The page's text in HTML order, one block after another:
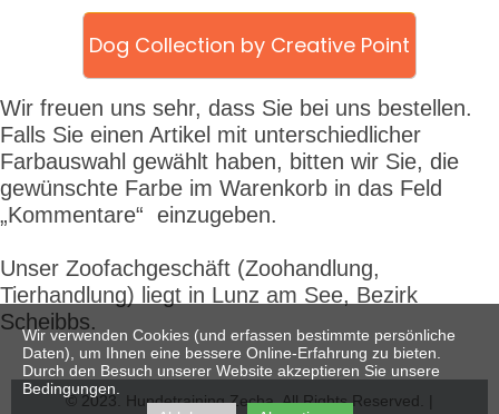
Dog Collection by Creative Point
Wir freuen uns sehr, dass Sie bei uns bestellen.
Falls Sie einen Artikel mit unterschiedlicher
Farbauswahl gewählt haben, bitten wir Sie, die
gewünschte Farbe im Warenkorb in das Feld
„Kommentare“ einzugeben.
Unser Zoofachgeschäft (Zoohandlung,
Tierhandlung) liegt in Lunz am See, Bezirk
Scheibbs.
© 2023. Hundetraining Zecha. All Rights Reserved. |
Wir verwenden Cookies (und erfassen bestimmte persönliche
Daten), um Ihnen eine bessere Online-Erfahrung zu bieten.
Durch den Besuch unserer Website akzeptieren Sie unsere
Bedingungen.